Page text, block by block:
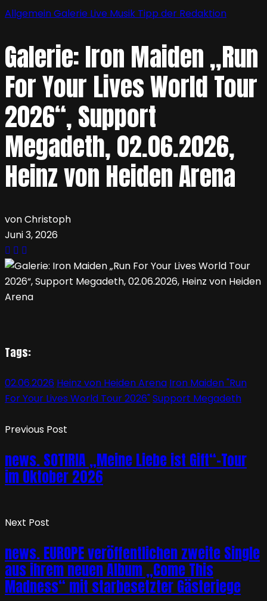
AllgemeinGalerie Live Musik Tipp der Redaktion
Galerie: Iron Maiden „Run
For Your Lives World Tour
2026“, Support
Megadeth, 02.06.2026,
Heinz von Heiden Arena
von Christoph
Juni 3, 2026
Tags:
02.06.2026 Heinz von Heiden Arena Iron Maiden "Run
For Your Lives World Tour 2026"Support Megadeth
Previous Post
news. SOTIRIA „Meine Liebe ist Gift“-Tour
im Oktober 2026
Next Post
news. EUROPE veröffentlichen zweite Single
aus ihrem neuen Album „Come This
Madness“ mit starbesetzter Gästeriege